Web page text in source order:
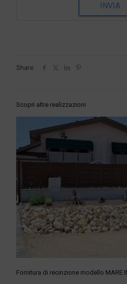
INVIA
Share
Scopri altre realizzazioni
Fornitura di recinzione modello MARE